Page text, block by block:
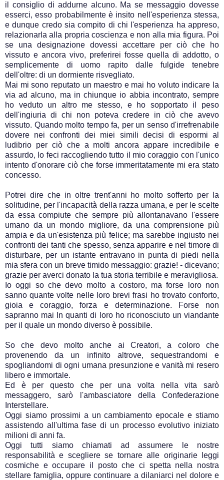
il consiglio di addurne alcuno. Ma se messaggio dovesse
esserci, esso probabilmente è insito nell'esperienza stessa,
e dunque credo sia compito di chi l'esperienza ha appreso,
relazionarla alla propria coscienza e non alla mia figura. Poi
se una designazione dovessi accettare per ciò che ho
vissuto e ancora vivo, preferirei fosse quella di addotto, o
semplicemente di uomo rapito dalle fulgide tenebre
dell'oltre: di un dormiente risvegliato.
Mai mi sono reputato un maestro e mai ho voluto indicare la
via ad alcuno, ma in chiunque io abbia incontrato, sempre
ho veduto un altro me stesso, e ho sopportato il peso
dell'ingiuria di chi non poteva credere in ciò che avevo
vissuto. Quando molto tempo fa, per un senso d'irrefrenabile
dovere nei confronti dei miei simili decisi di espormi al
ludibrio per ciò che a molti ancora appare incredibile e
assurdo, lo feci raccogliendo tutto il mio coraggio con l'unico
intento d'onorare ciò che forse immeritatamente mi era stato
concesso.
Potrei dire che in oltre trent'anni ho molto sofferto per la
solitudine, per l'incapacità della razza umana, e per le scelte
da essa compiute che sempre più allontanavano l'essere
umano da un mondo migliore, da una comprensione più
ampia e da un'esistenza più felice; ma sarebbe ingiusto nei
confronti dei tanti che spesso, senza apparire e nel timore di
disturbare, per un istante entravano in punta di piedi nella
mia sfera con un breve timido messaggio: grazie! - dicevano;
grazie per averci donato la tua storia terribile e meravigliosa.
Io oggi so che devo molto a costoro, ma forse loro non
sanno quante volte nelle loro brevi frasi ho trovato conforto,
gioia e coraggio, forza e determinazione. Forse non
sapranno mai In quanti di loro ho riconosciuto un viandante
per il quale un mondo diverso è possibile.
So che devo molto anche ai Creatori, a coloro che
provenendo da un infinito altrove, sequestrandomi e
spogliandomi di ogni umana presunzione e vanità mi resero
libero e immortale.
Ed è per questo che per una volta nella vita sarò
messaggero, sarò l'ambasciatore della Confederazione
Interstellare.
Oggi siamo prossimi a un cambiamento epocale e stiamo
assistendo all'ultima fase di un processo evolutivo iniziato
milioni di anni fa.
Oggi tutti siamo chiamati ad assumere le nostre
responsabilità e scegliere se tornare alle originarie leggi
cosmiche e occupare il posto che ci spetta nella nostra
stellare famiglia, oppure continuare a dilaniarci nel dolore e